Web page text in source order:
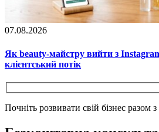
07.08.2026
Як beauty-майстру вийти з
клієнтський потік
Почніть розвивати свій бізнес разом